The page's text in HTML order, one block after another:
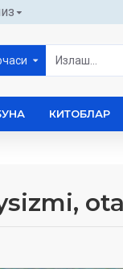
КИТОБЛАР